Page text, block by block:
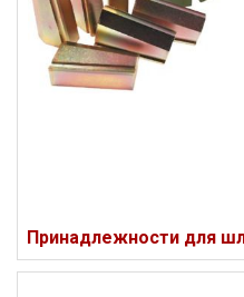
Принадлежности для